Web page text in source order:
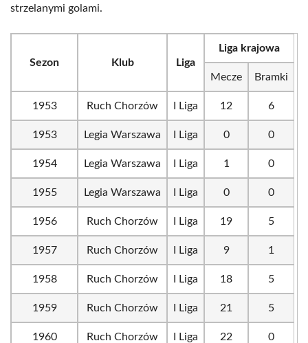
strzelanymi golami.
Sezon Klub Liga
Liga krajowa
Mecze Bramki
1953 Ruch Chorzów I Liga 12 6
1953 Legia Warszawa I Liga 0 0
1954 Legia Warszawa I Liga 1 0
1955 Legia Warszawa I Liga 0 0
1956 Ruch Chorzów I Liga 19 5
1957 Ruch Chorzów I Liga 9 1
1958 Ruch Chorzów I Liga 18 5
1959 Ruch Chorzów I Liga 21 5
1960 Ruch Chorzów I Liga 22 0